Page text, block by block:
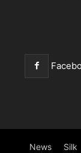
News Silk